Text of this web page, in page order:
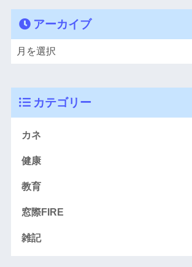
アーカイブ
カテゴリー
カネ
健康
教育
窓際FIRE
雑記